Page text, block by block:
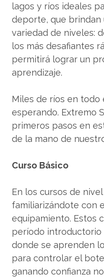
lagos y ríos ideales
deporte, que brindan
variedad de niveles:
los más desafiantes
permitirá lograr un
aprendizaje.
Miles de ríos en todo
esperando. Extremo
primeros pasos en
de la mano de
Curso Básico
En los cursos de
familiarizándote con
equipamiento. Estos
período introductorio
donde se aprenden
para controlar el
ganando confianza